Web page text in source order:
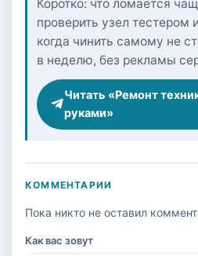
Коротко: что ломается
проверить узел тестером
когда чинить самому не
в неделю, без рекламы
Читать «Ремонт
руками»
КОММЕНТАРИИ
Пока никто не оставил
Как вас зовут